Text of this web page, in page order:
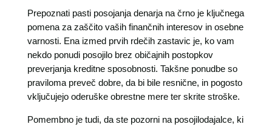
Prepoznati pasti posojanja denarja na črno je ključnega
pomena za zaščito vaših finančnih interesov in osebne
varnosti. Ena izmed prvih rdečih zastavic je, ko vam
nekdo ponudi posojilo brez običajnih postopkov
preverjanja kreditne sposobnosti. Takšne ponudbe so
praviloma preveč dobre, da bi bile resnične, in pogosto
vključujejo oderuške obrestne mere ter skrite stroške.
Pomembno je tudi, da ste pozorni na posojilodajalce, ki